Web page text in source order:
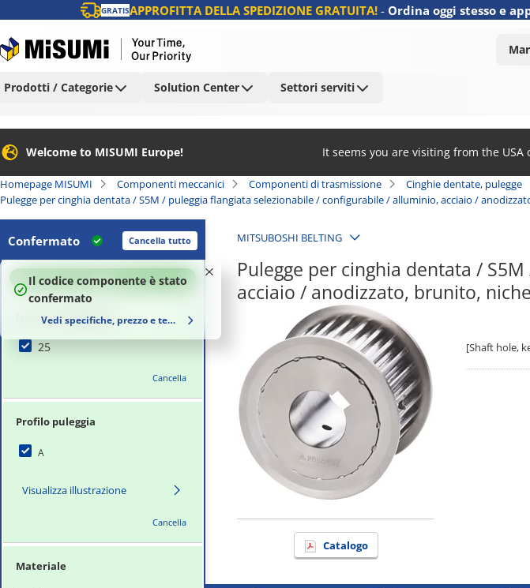
GRATISAPPROFITTA DELLA SPEDIZIONE GRATUITA! - Ordina oggi stesso e
Prodotti / Categorie Solution Center Settori serviti
Welcome to MISUMI Europe! It seems you are visiting from the USA
Homepage MISUMI Componenti meccanici Componenti di trasmissione Cinghie dentate, pulegge
Pulegge per cinghia dentata / S5M / puleggia flangiata selezionabile / configurabile / alluminio, acciaio /
Confermato Cancella tutto
100%
Il codice componente è stato
confermato
Vedi specifiche, prezzo e tempi di consegna
Numero di denti (t)
25
Cancella
Profilo puleggia
A
Visualizza illustrazione
Cancella
Materiale
MITSUBOSHI BELTING
Pulegge per cinghia dentata /
acciaio / anodizzato, brunito,
Catalogo
[Shaft hole,